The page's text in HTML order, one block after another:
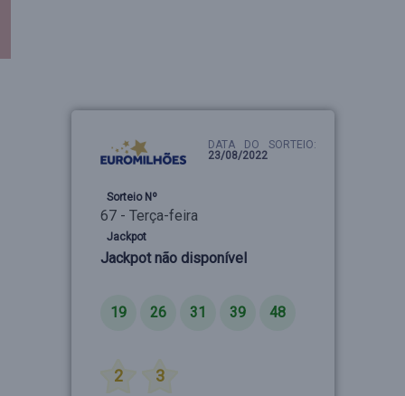
DATA DO SORTEIO:
23/08/2022
Sorteio Nº
67 - Terça-feira
Jackpot
Jackpot não disponível
19 26 31 39 48
2 3